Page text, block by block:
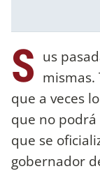
S us
mismas.
que a veces
que no
que se
gobernador